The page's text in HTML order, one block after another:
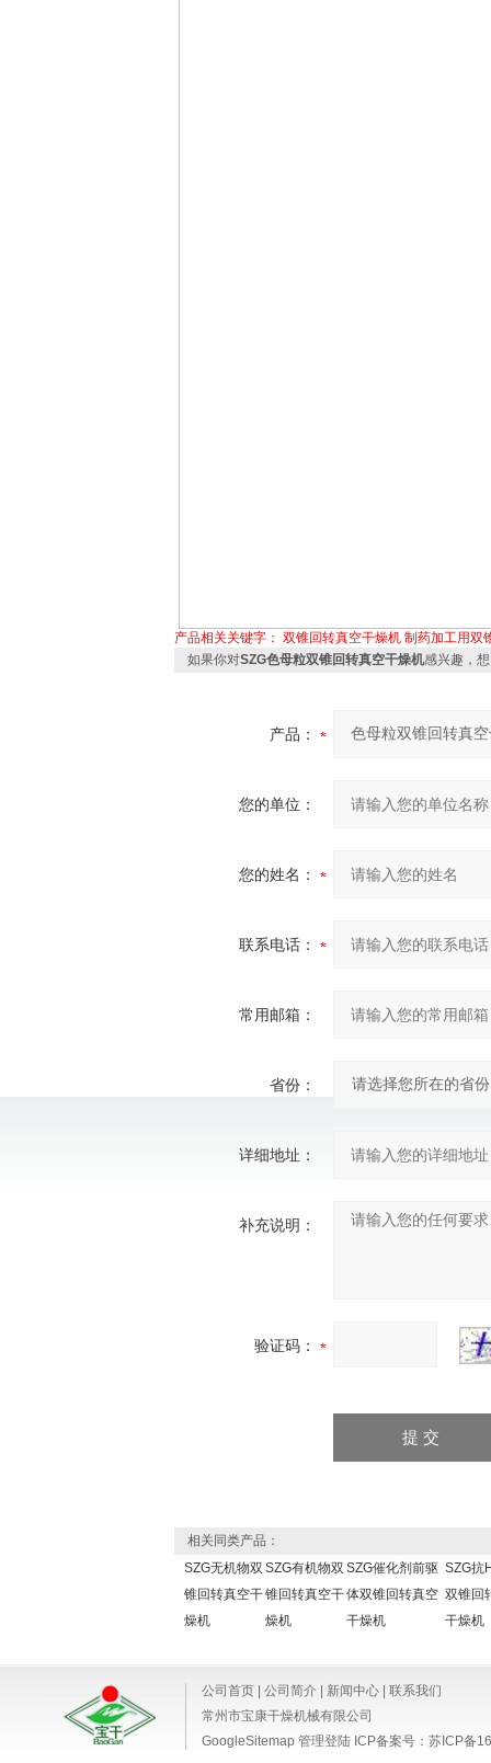
产品相关关键字： 双锥回转真空干燥机 制药加工用双
如果你对SZG色母粒双锥回转真空干燥机感兴趣，
产品：
您的单位：
您的姓名：
联系电话：
常用邮箱：
省份：
详细地址：
补充说明：
验证码：
相关同类产品：
SZG无机物双
锥回转真空干
燥机
SZG有机物双
锥回转真空干
燥机
SZG催化剂前驱
体双锥回转真空
干燥机
SZG抗
双锥回
干燥机
公司首页 公司简介 新闻中心
联系我们
常州市宝康干燥机械有限公司
GoogleSitemap 管理登陆 ICP备案号： 苏ICP备